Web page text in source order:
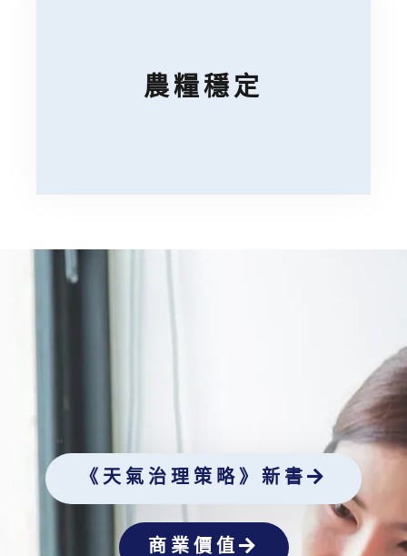
農糧穩定
《天氣治理策略》新書
商業價值